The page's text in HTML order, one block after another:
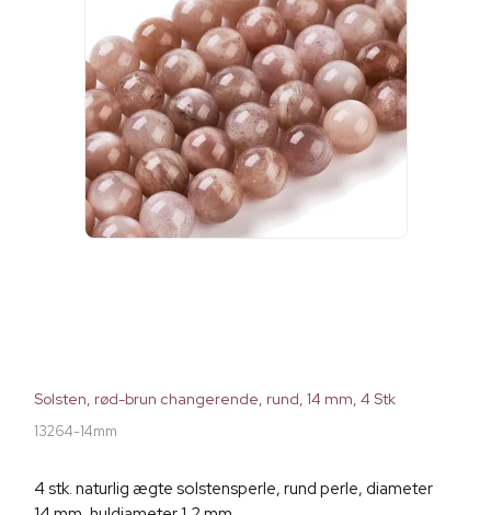
Solsten, rød-brun changerende, rund, 14 mm, 4 Stk
13264-14mm
4 stk. naturlig ægte solstensperle, rund perle, diameter